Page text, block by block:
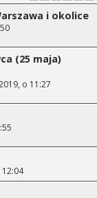
i okolice
(25 maja)
o 11:27